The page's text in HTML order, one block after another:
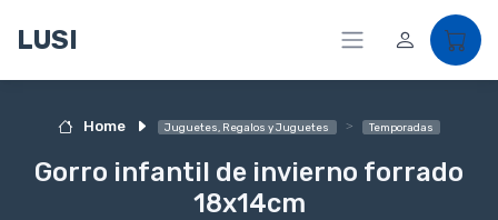
LUSI
Home Juguetes, Regalos y Juguetes Temporadas
Gorro infantil de invierno forrado
18x14cm